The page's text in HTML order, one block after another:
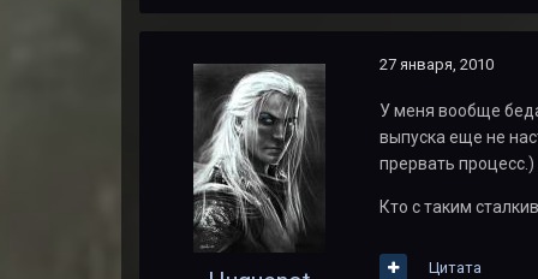
27 января, 2010
У меня вообще
выпуска еще не
прервать процесс.)
Кто с таким
Цитата